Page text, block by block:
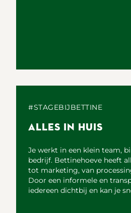
#STAGEBIJBETTINE
ALLES IN HUIS
Je werkt in een klein team,
bedrijf. Bettinehoeve heeft
tot marketing, van
Door een informele en
iedereen dichtbij en kan je